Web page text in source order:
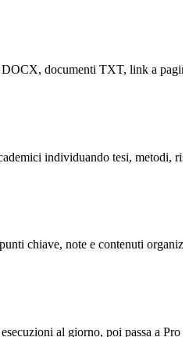
documenti TXT, link a
individuando tesi, metodi,
chiave, note e contenuti
al giorno, poi passa a